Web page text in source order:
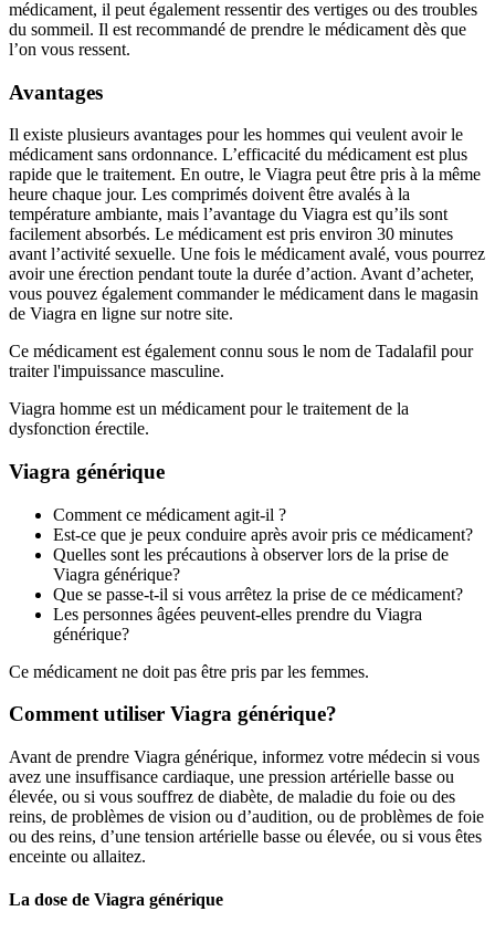
médicament, il peut également ressentir des vertiges ou des troubles
du sommeil. Il est recommandé de prendre le médicament dès que
l’on vous ressent.
Avantages
Il existe plusieurs avantages pour les hommes qui veulent avoir le
médicament sans ordonnance. L’efficacité du médicament est plus
rapide que le traitement. En outre, le Viagra peut être pris à la même
heure chaque jour. Les comprimés doivent être avalés à la
température ambiante, mais l’avantage du Viagra est qu’ils sont
facilement absorbés. Le médicament est pris environ 30 minutes
avant l’activité sexuelle. Une fois le médicament avalé, vous pourrez
avoir une érection pendant toute la durée d’action. Avant d’acheter,
vous pouvez également commander le médicament dans le magasin
de Viagra en ligne sur notre site.
Ce médicament est également connu sous le nom de Tadalafil pour
traiter l'impuissance masculine.
Viagra homme est un médicament pour le traitement de la
dysfonction érectile.
Viagra générique
Comment ce médicament agit-il ?
Est-ce que je peux conduire après avoir pris ce médicament?
Quelles sont les précautions à observer lors de la prise de
Viagra générique?
Que se passe-t-il si vous arrêtez la prise de ce médicament?
Les personnes âgées peuvent-elles prendre du Viagra
générique?
Ce médicament ne doit pas être pris par les femmes.
Comment utiliser Viagra générique?
Avant de prendre Viagra générique, informez votre médecin si vous
avez une insuffisance cardiaque, une pression artérielle basse ou
élevée, ou si vous souffrez de diabète, de maladie du foie ou des
reins, de problèmes de vision ou d’audition, ou de problèmes de foie
ou des reins, d’une tension artérielle basse ou élevée, ou si vous êtes
enceinte ou allaitez.
La dose de Viagra générique